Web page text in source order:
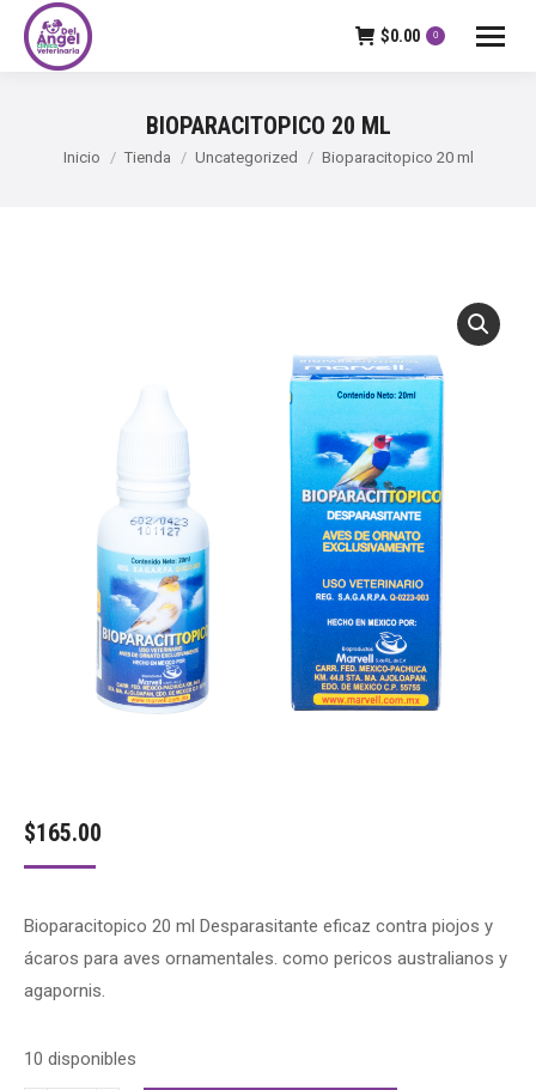
$0.00 0
BIOPARACITOPICO 20 ML
Estás aquí:
Inicio Tienda Uncategorized Bioparacitopico 20 ml
$165.00
Bioparacitopico 20 ml Desparasitante eficaz contra piojos y
ácaros para aves ornamentales. como pericos australianos y
agapornis.
10 disponibles